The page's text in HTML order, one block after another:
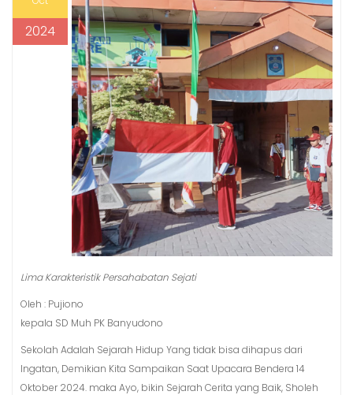
2024
Lima Karakteristik Persahabatan Sejati
Oleh : Pujiono
kepala SD Muh PK Banyudono
Sekolah Adalah Sejarah Hidup Yang tidak bisa dihapus dari
Ingatan, Demikian Kita Sampaikan Saat Upacara Bendera 14
Oktober 2024. maka Ayo, bikin Sejarah Cerita yang Baik, Sholeh